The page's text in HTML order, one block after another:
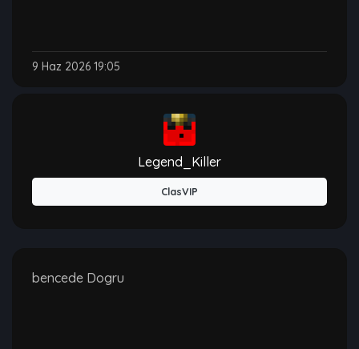
9 Haz 2026 19:05
Legend_Killer
ClasVIP
bencede Dogru